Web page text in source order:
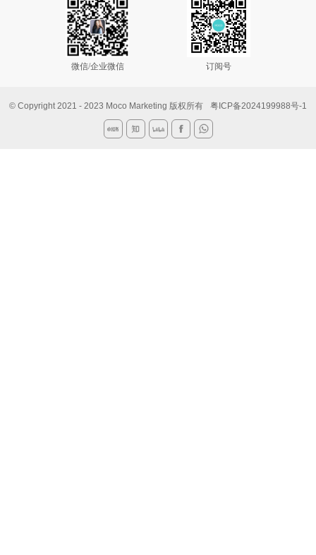
微信/企业微信 订阅号
© Copyright 2021 - 2023 Moco Marketing 版权所有 粤ICP备2024199988号-1